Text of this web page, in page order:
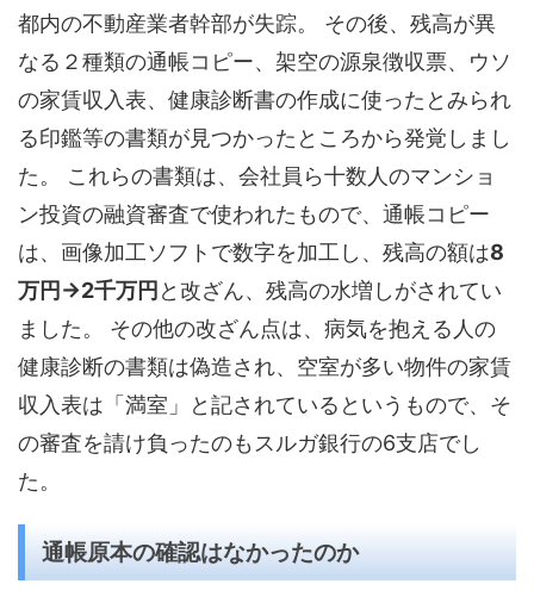
都内の不動産業者幹部が失踪。 その後、残高が異
なる２種類の通帳コピー、架空の源泉徴収票、ウソ
の家賃収入表、健康診断書の作成に使ったとみられ
る印鑑等の書類が見つかったところから発覚しまし
た。 これらの書類は、会社員ら十数人のマンショ
ン投資の融資審査で使われたもので、通帳コピー
は、画像加工ソフトで数字を加工し、残高の額は8
万円→2千万円 と改ざん、残高の水増しがされてい
ました。 その他の改ざん点は、病気を抱える人の
健康診断の書類は偽造され、空室が多い物件の家賃
収入表は「満室」と記されているというもので、そ
の審査を請け負ったのもスルガ銀行の6支店でし
た。
通帳原本の確認はなかったのか